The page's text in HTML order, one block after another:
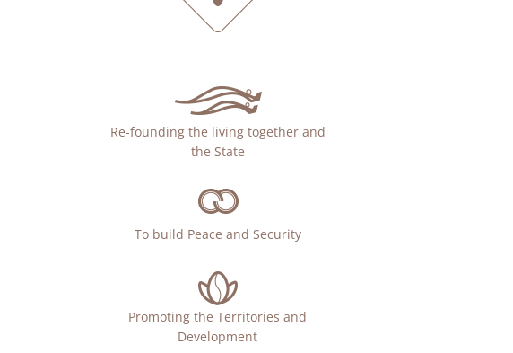
Re-founding the living together and
the State
To build Peace and Security
Promoting the Territories and
Development